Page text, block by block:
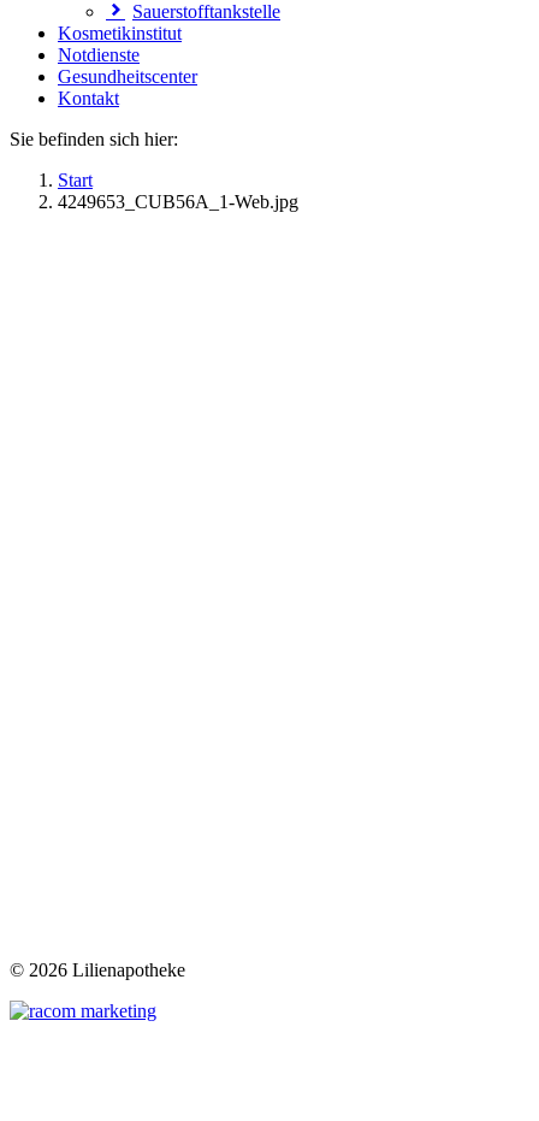
Sauerstofftankstelle
Kosmetikinstitut
Notdienste
Gesundheitscenter
Kontakt
Sie befinden sich hier:
Start
4249653_CUB56A_1-Web.jpg
© 2026 Lilienapotheke